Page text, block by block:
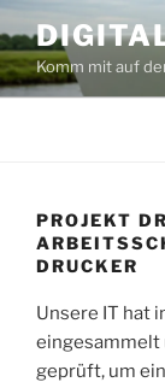
Zum
Inhalt
springenKomm mit auf
PROJEKT
DRUCKER
Unsere IT hat
eingesammelt
geprüft, um